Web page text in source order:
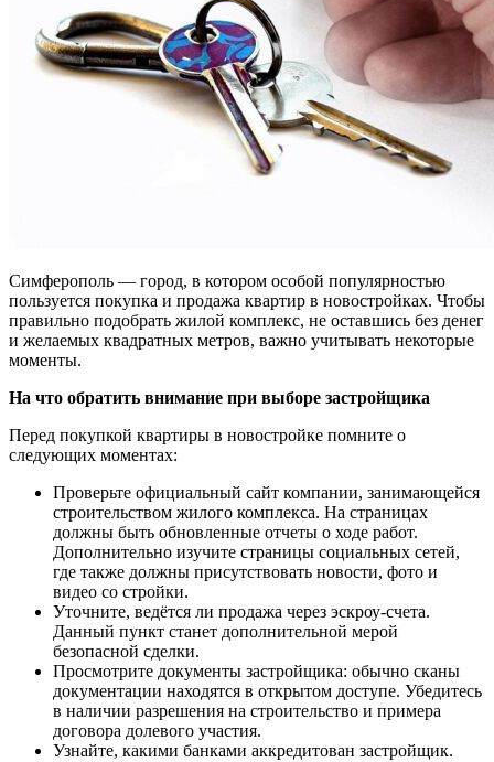
Симферополь — город, в котором особой популярностью
пользуется покупка и продажа квартир в новостройках. Чтобы
правильно подобрать жилой комплекс, не оставшись без денег
и желаемых квадратных метров, важно учитывать некоторые
моменты.
На что обратить внимание при выборе застройщика
Перед покупкой квартиры в новостройке помните о
следующих моментах:
Проверьте официальный сайт компании, занимающейся
строительством жилого комплекса. На страницах
должны быть обновленные отчеты о ходе работ.
Дополнительно изучите страницы социальных сетей,
где также должны присутствовать новости, фото и
видео со стройки.
Уточните, ведётся ли продажа через эскроу-счета.
Данный пункт станет дополнительной мерой
безопасной сделки.
Просмотрите документы застройщика: обычно сканы
документации находятся в открытом доступе. Убедитесь
в наличии разрешения на строительство и примера
договора долевого участия.
Узнайте, какими банками аккредитован застройщик.